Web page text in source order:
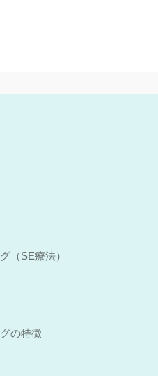
（SE療法）
の特徴